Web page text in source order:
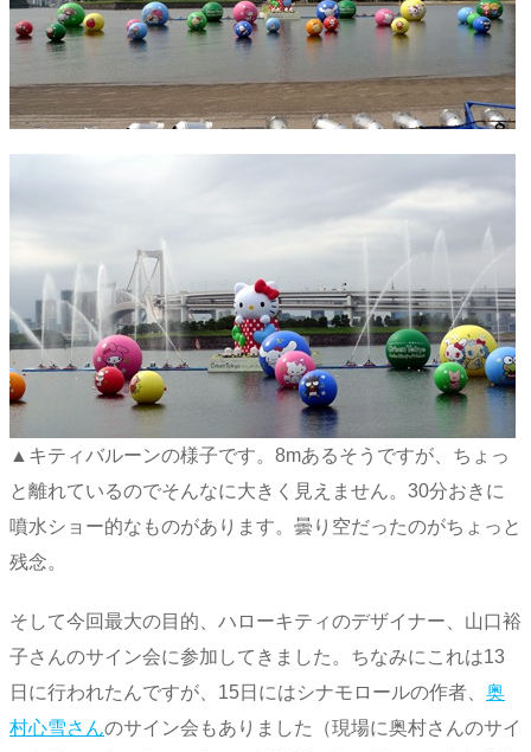
▲キティバルーンの様子です。8mあるそうですが、ちょっ
と離れているのでそんなに大きく見えません。30分おきに
噴水ショー的なものがあります。曇り空だったのがちょっと
残念。
そして今回最大の目的、ハローキティのデザイナー、山口裕
子さんのサイン会に参加してきました。ちなみにこれは13
日に行われたんですが、15日にはシナモロールの作者、 奥
村心雪さんのサイン会もありました（現場に奥村さんのサイ